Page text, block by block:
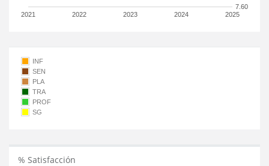
2021 2022 2023 2024 2025
7.60
INF
SEN
PLA
TRA
PROF
SG
% Satisfacción